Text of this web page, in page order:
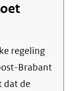
Brabant
dat de